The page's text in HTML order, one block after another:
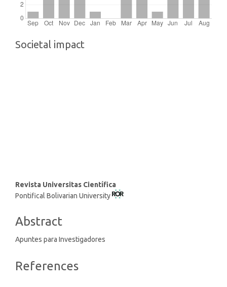
Societal impact
Main
Article
Revista Universitas Científica
Pontifical Bolivarian University
Abstract
Apuntes para Investigadores
Article
References